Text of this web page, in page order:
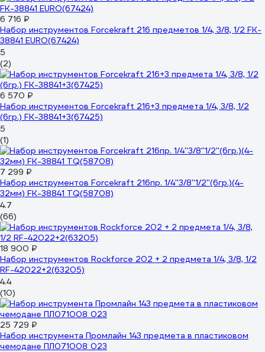
6 716 ₽
Набор инструментов Forcekraft 216 предметов 1/4, 3/8, 1/2 FK-
38841 EURO(67424)
5
(2)
6 570 ₽
Набор инструментов Forcekraft 216+3 предмета 1/4, 3/8, 1/2
(6гр.) FK-38841+3(67425)
5
(1)
7 299 ₽
Набор инструментов Forcekraft 216пр. 1/4''3/8''1/2''(6гр.)(4-
32мм) FK-38841 TQ(58708)
4.7
(66)
18 900 ₽
Набор инструментов Rockforce 202 + 2 предмета 1/4, 3/8, 1/2
RF-42022+2(63205)
4.4
(10)
25 729 ₽
Набор инструмента Промлайн 143 предмета в пластиковом
чемодане ПЛ071008_023